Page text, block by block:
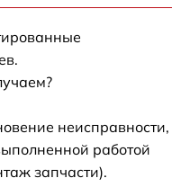
неисправности,
работой
запчасти).